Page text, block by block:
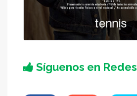
Síguenos en Redes